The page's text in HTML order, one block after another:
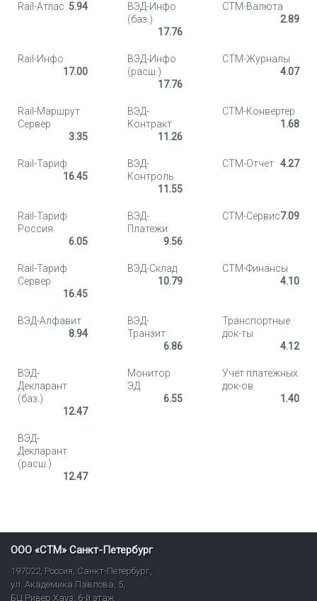
Rail-Атлас 5.94
ВЭД-Инфо
(баз.)
17.76
СТМ-Валюта
2.89
Rail-Инфо
17.00
ВЭД-Инфо
(расш.)
17.76
СТМ-Журналы
4.07
Rail-Маршрут
Сервер
3.35
ВЭД-
Контракт
11.26
СТМ-Конвертер
1.68
Rail-Тариф
16.45
ВЭД-
Контроль
11.55
СТМ-Отчет 4.27
Rail-Тариф
Россия
6.05
ВЭД-
Платежи
9.56
СТМ-Сервис7.09
Rail-Тариф
Сервер
16.45
ВЭД-Склад
10.79
СТМ-Финансы
4.10
ВЭД-Алфавит
8.94
ВЭД-
Транзит
6.86
Транспортные
док-ты
4.12
ВЭД-
Декларант
(баз.)
12.47
Монитор
ЭД
6.55
Учет платежных
док-ов
1.40
ВЭД-
Декларант
(расш.)
12.47
ООО «СТМ» Санкт-Петербург
197022, Россия, Санкт-Петербург,
ул. Академика Павлова, 5,
БЦ Ривер Хауз, 6-й этаж